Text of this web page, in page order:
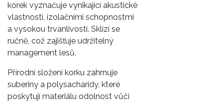
korek vyznačuje vynikající akustické
vlastnosti, izolačními schopnostmi
a vysokou trvanlivostí. Sklízí se
ručně, což zajišťuje udržitelný
management lesů.
Přírodní složení korku zahrnuje
suberiny a polysacharidy, které
poskytují materiálu odolnost vůči